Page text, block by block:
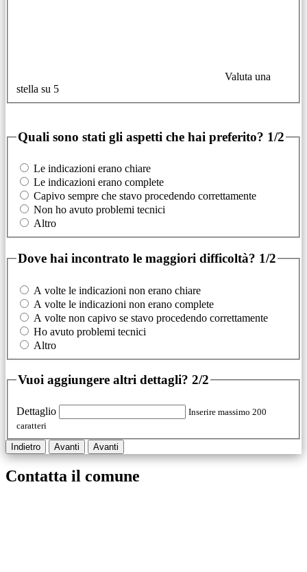
Valuta una
stella su 5
Quali sono stati gli aspetti che hai preferito? 1/2
Le indicazioni erano chiare
Le indicazioni erano complete
Capivo sempre che stavo procedendo correttamente
Non ho avuto problemi tecnici
Altro
Dove hai incontrato le maggiori difficoltà? 1/2
A volte le indicazioni non erano chiare
A volte le indicazioni non erano complete
A volte non capivo se stavo procedendo correttamente
Ho avuto problemi tecnici
Altro
Vuoi aggiungere altri dettagli? 2/2
Dettaglio
Inserire massimo 200
caratteri
Indietro Avanti Avanti
Contatta il comune